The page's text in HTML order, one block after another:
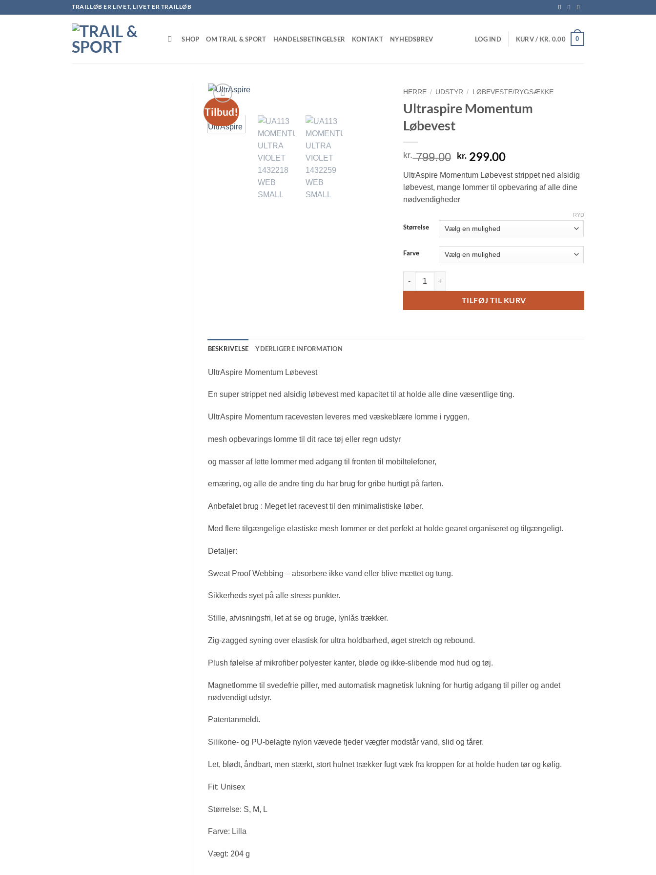
TRAILLØB ER LIVET, LIVET ER TRAILLØB
SHOP OM TRAIL & SPORT HANDELSBETINGELSER KONTAKT NYHEDSBREV LOG IND KURV / KR. 0.00 0
Tilbud!
HERRE / UDSTYR / LØBEVESTE/RYGSÆKKE
Ultraspire Momentum
Løbevest
kr.799.00 Den
pris
var:
kr. 799.00.
kr. 299.00Den
pris
er:
UltrAspire Momentum Løbevest strippet ned alsidig
løbevest, mange lommer til opbevaring af alle dine
nødvendigheder
Størrelse
Farve
RYD
Ultraspire Momentum Løbevest antal
TILFØJ TIL KURV
BESKRIVELSE YDERLIGERE INFORMATION
UltrAspire Momentum Løbevest
En super strippet ned alsidig løbevest med kapacitet til at holde alle dine væsentlige ting.
UltrAspire Momentum racevesten leveres med væskeblære lomme i ryggen,
mesh opbevarings lomme til dit race tøj eller regn udstyr
og masser af lette lommer med adgang til fronten til mobiltelefoner,
ernæring, og alle de andre ting du har brug for gribe hurtigt på farten.
Anbefalet brug : Meget let racevest til den minimalistiske løber.
Med flere tilgængelige elastiske mesh lommer er det perfekt at holde gearet organiseret og tilgængeligt.
Detaljer:
Sweat Proof Webbing – absorbere ikke vand eller blive mættet og tung.
Sikkerheds syet på alle stress punkter.
Stille, afvisningsfri, let at se og bruge, lynlås trækker.
Zig-zagged syning over elastisk for ultra holdbarhed, øget stretch og rebound.
Plush følelse af mikrofiber polyester kanter, bløde og ikke-slibende mod hud og tøj.
Magnetlomme til svedefrie piller, med automatisk magnetisk lukning for hurtig adgang til piller og andet
nødvendigt udstyr.
Patentanmeldt.
Silikone- og PU-belagte nylon vævede fjeder vægter modstår vand, slid og tårer.
Let, blødt, åndbart, men stærkt, stort hulnet trækker fugt væk fra kroppen for at holde huden tør og kølig.
Fit: Unisex
Størrelse: S, M, L
Farve: Lilla
Vægt: 204 g